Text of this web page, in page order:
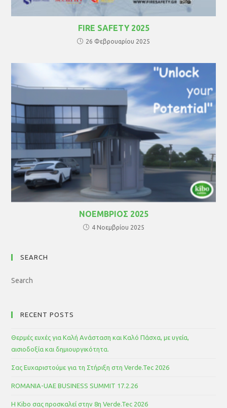
FIRE SAFETY 2025
26 Φεβρουαρίου 2025
ΝΟΕΜΒΡΙΟΣ 2025
4 Νοεμβρίου 2025
SEARCH
RECENT POSTS
Θερμές ευχές για Καλή Ανάσταση και Καλό Πάσχα, με υγεία,
αισιοδοξία και δημιουργικότητα.
Σας Ευχαριστούμε για τη Στήριξη στη Verde.Tec 2026
ROMANIA-UAE BUSINESS SUMMIT 17.2.26
Η Kibo σας προσκαλεί στην 8η Verde.Tec 2026